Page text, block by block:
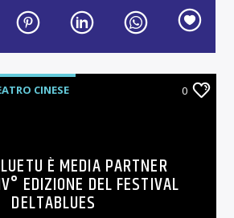
CINESE
0
È MEDIA PARTNER
EDIZIONE DEL FESTIVAL
DELTABLUES